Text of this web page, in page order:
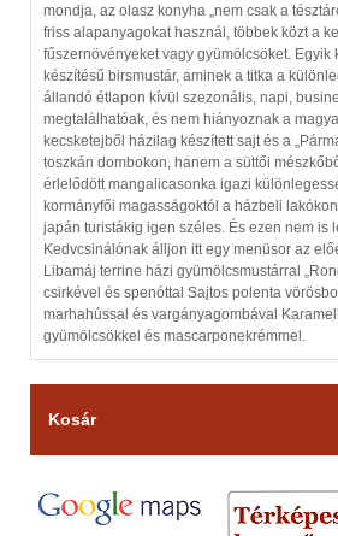
mondja, az olasz konyha „nem csak a
friss alapanyagokat használ, többek közt a
fűszernövényeket vagy gyümölcsöket.
készítésű birsmustár, aminek a titka a
állandó étlapon kívül szezonális, napi,
megtalálhatóak, és nem hiányoznak a
kecsketejből házilag készített sajt és a
toszkán dombokon, hanem a süttői
érlelődött mangalicasonka igazi
kormányfői magasságoktól a házbeli
japán turistákig igen széles. És ezen nem is
Kedvcsinálónak álljon itt egy menüsor az
Libamáj terrine házi gyümölcsmustárral
csirkével és spenóttal Sajtos polenta
marhahússal és vargányagombával
gyümölcsökkel és mascarponekrémmel.
Kosár